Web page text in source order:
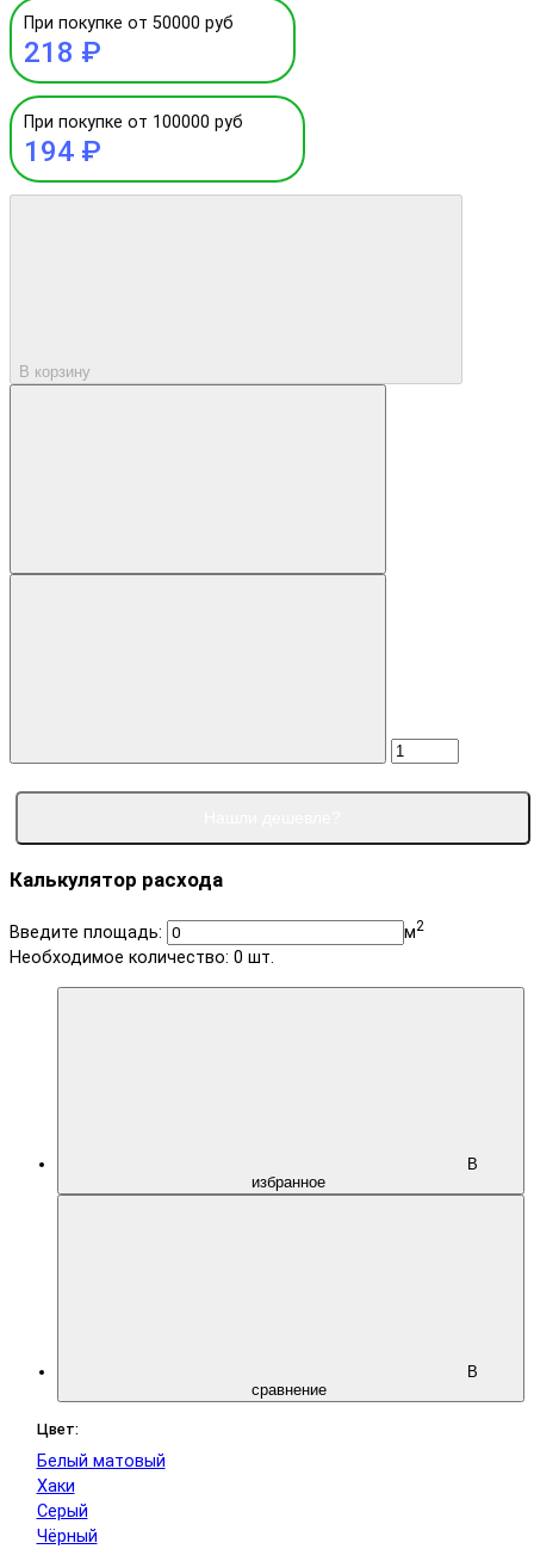
При покупке от 50000 руб
218 ₽
При покупке от 100000 руб
194 ₽
В корзину
Калькулятор расхода
Введите площадь: м2
Необходимое количество: 0 шт.
В
избранное
В
сравнение
Цвет:
Белый матовый
Хаки
Серый
Чёрный